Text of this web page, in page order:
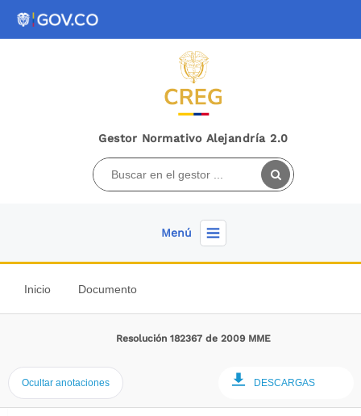
Gestor Normativo Alejandría 2.0
Menú
Inicio Documento
Resolución 182367 de 2009 MME
Ocultar anotaciones DESCARGAS